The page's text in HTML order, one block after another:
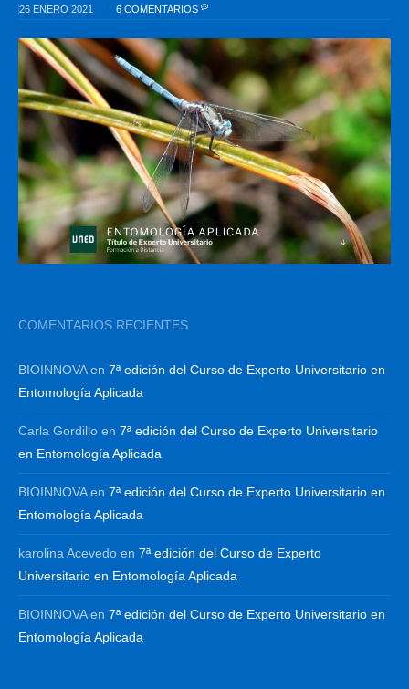
26 ENERO 2021 6 COMENTARIOS
COMENTARIOS RECIENTES
BIOINNOVAen 7ª edición del Curso de Experto Universitario en
Entomología Aplicada
Carla Gordillo en 7ª edición del Curso de Experto Universitario
en Entomología Aplicada
BIOINNOVAen 7ª edición del Curso de Experto Universitario en
Entomología Aplicada
karolina Acevedo en 7ª edición del Curso de Experto
Universitario en Entomología Aplicada
BIOINNOVAen 7ª edición del Curso de Experto Universitario en
Entomología Aplicada